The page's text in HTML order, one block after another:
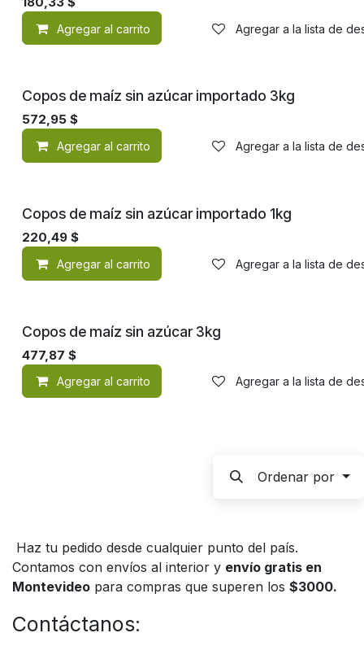
Agregar al carrito Agregar a la lista de
Copos de maíz sin azúcar importado 3kg
572,95 $
Agregar al carrito Agregar a la lista de
Copos de maíz sin azúcar importado 1kg
220,49 $
Agregar al carrito Agregar a la lista de
Copos de maíz sin azúcar 3kg
477,87 $
Agregar al carrito Agregar a la lista de
Ordenar por
Haz tu pedido desde cualquier punto del país.
Contamos con envíos al interior y envío gratis en
Montevideo para compras que superen los $3000.
Contáctanos: